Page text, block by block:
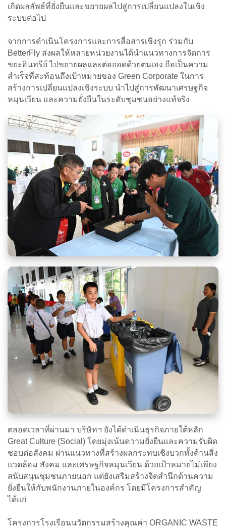
เกิดผลลัพธ์ที่ยั่งยืนและขยายผลไปสู่การเปลี่ยนแปลงในเชิง
ระบบต่อไป
จากการดำเนินโครงการและการสื่อสารเชิงรุก ร่วมกับ
BetterFly ส่งผลให้หลายหน่วยงานได้นำแนวทางการจัดการ
ขยะอินทรีย์ ไปขยายผลและต่อยอดด้วยตนเอง ถือเป็นความ
สำเร็จที่สะท้อนถึงเป้าหมายของ Green Corporate ในการ
สร้างการเปลี่ยนแปลงเชิงระบบ นำไปสู่การพัฒนาเศรษฐกิจ
หมุนเวียน และความยั่งยืนในระดับชุมชนอย่างแท้จริง
ตลอดเวลาที่ผ่านมา บริษัทฯ ยังได้ดำเนินธุรกิจภายใต้หลัก
Great Culture (Social) โดยมุ่งเน้นความยั่งยืนและความรับผิด
ชอบต่อสังคม ผ่านแนวทางที่สร้างผลกระทบเชิงบวกทั้งด้านสิ่ง
แวดล้อม สังคม และเศรษฐกิจหมุนเวียน ด้วยเป้าหมายไม่เพียง
สนับสนุนชุมชนภายนอก แต่ยังเสริมสร้างจิตสำนึกด้านความ
ยั่งยืนให้กับพนักงานภายในองค์กร โดยมีโครงการสำคัญ
ได้แก่
โครงการโรงเรือนนวัตกรรมสร้างคุณค่า ORGANIC WASTE